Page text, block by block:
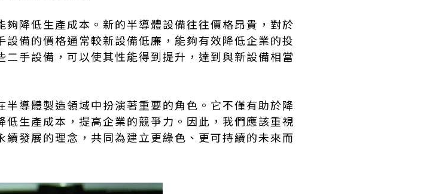
降低生產成本。新的半導體設備往往價格昂貴，對於
備的價格通常較新設備低廉，能夠有效降低企業的投
手設備，可以使其性能得到提升，達到與新設備相當
導體製造領域中扮演著重要的角色。它不僅有助於降
生產成本，提高企業的競爭力。因此，我們應該重視
發展的理念，共同為建立更綠色、更可持續的未來而